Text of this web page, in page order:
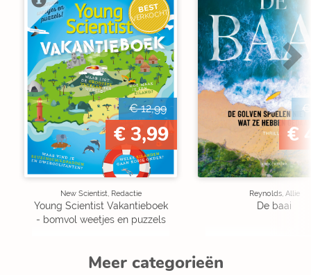
BEST
VERKOCHT
€ 12,99
€ 3,99
New Scientist, Redactie
Young Scientist Vakantieboek
- bomvol weetjes en puzzels
€
€
Reynolds, Allie
De baai
Meer categorieën